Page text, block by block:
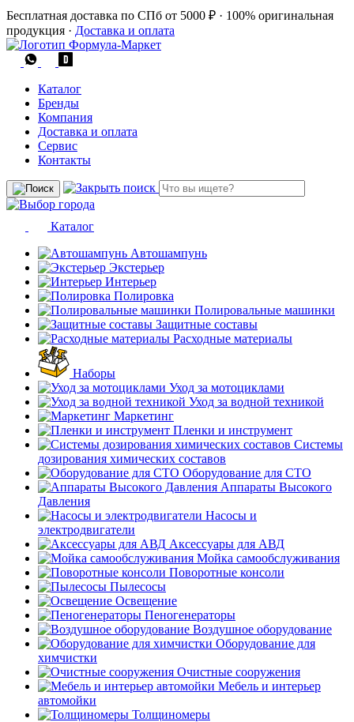
Бесплатная доставка по СПб от 5000 ₽ · 100% оригинальная
продукция · Доставка и оплата
Каталог
Бренды
Компания
Доставка и оплата
Сервис
Контакты
Каталог
Автошампунь
Экстерьер
Интерьер
Полировка
Полировальные машинки
Защитные составы
Расходные материалы
Наборы
Уход за мотоциклами
Уход за водной техникой
Маркетинг
Пленки и инструмент
Системы
дозирования химических составов
Оборудование для СТО
Аппараты Высокого
Давления
Насосы и
электродвигатели
Аксессуары для АВД
Мойка самообслуживания
Поворотные консоли
Пылесосы
Освещение
Пеногенераторы
Воздушное оборудование
Оборудование для
химчистки
Очистные сооружения
Мебель и интерьер
автомойки
Толщиномеры